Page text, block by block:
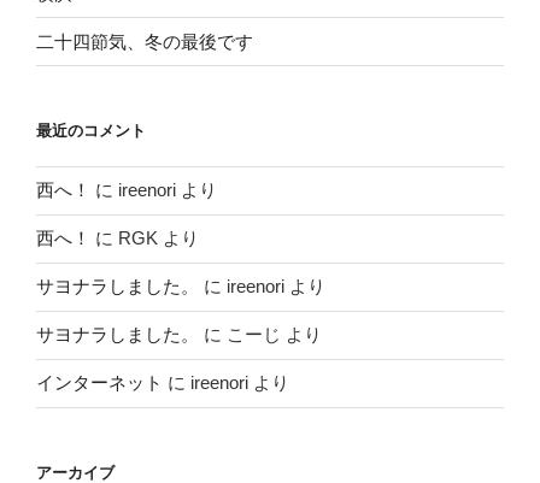
二十四節気、冬の最後です
最近のコメント
西へ！ に ireenori より
西へ！ に RGK より
サヨナラしました。 に ireenori より
サヨナラしました。 に こーじ より
インターネット に ireenori より
アーカイブ